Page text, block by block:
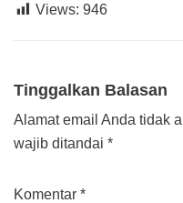
Views: 946
Tinggalkan Balasan
Alamat email Anda tidak
wajib ditandai *
Komentar *